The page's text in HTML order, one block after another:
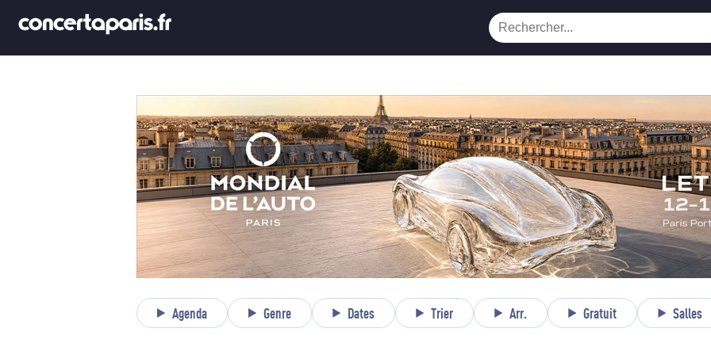
Agenda Genre Dates Trier Arr. Gratuit Salles